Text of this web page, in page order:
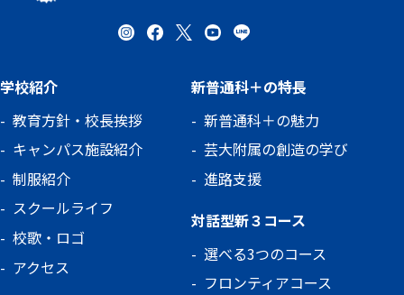
学校紹介
教育方針・校長挨拶
キャンパス施設紹介
制服紹介
スクールライフ
校歌・ロゴ
アクセス
新普通科＋の特長
新普通科＋の魅力
芸大附属の創造の学び
進路支援
対話型新３コース
選べる3つのコース
フロンティアコース